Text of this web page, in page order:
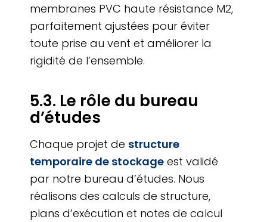
membranes PVC haute résistance M2,
parfaitement ajustées pour éviter
toute prise au vent et améliorer la
rigidité de l’ensemble.
5.3. Le rôle du bureau
d’études
Chaque projet de structure
temporaire de stockage est validé
par notre bureau d’études. Nous
réalisons des calculs de structure,
plans d’exécution et notes de calcul